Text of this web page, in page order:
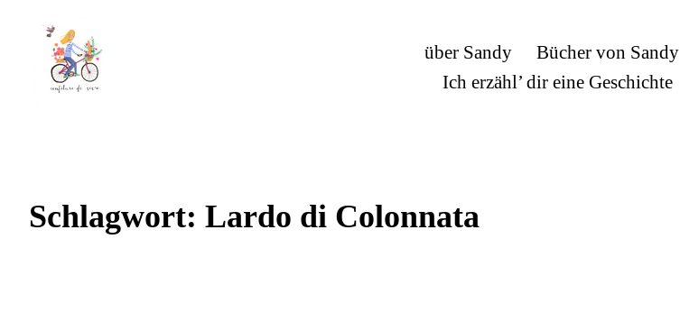
über Sandy Bücher von Sandy
Ich erzähl’ dir eine Geschichte
Schlagwort:Lardo di Colonnata